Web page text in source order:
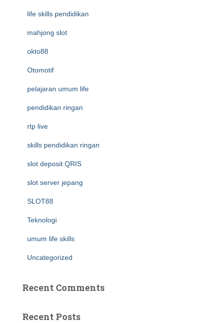
life skills pendidikan
mahjong slot
okto88
Otomotif
pelajaran umum life
pendidikan ringan
rtp live
skills pendidikan ringan
slot deposit QRIS
slot server jepang
SLOT88
Teknologi
umum life skills
Uncategorized
Recent Comments
Recent Posts